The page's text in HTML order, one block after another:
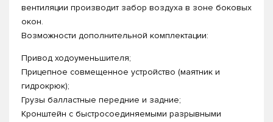
вентиляции производит забор воздуха в зоне боковых
окон.
Возможности дополнительной комплектации:
Привод ходоуменьшителя;
Прицепное совмещенное устройство (маятник и
гидрокрюк);
Грузы балластные передние и задние;
Кронштейн с быстросоединяемыми разрывными